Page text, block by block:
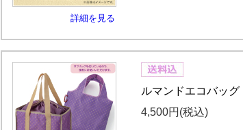
詳細を見る
ルマンドエコバッグ
4,500円 (税込)